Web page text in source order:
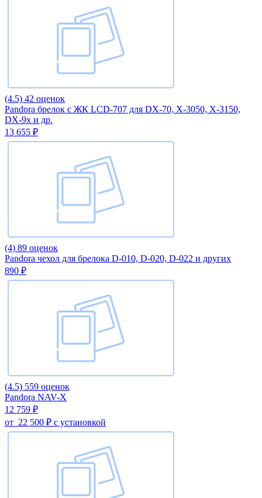
(4.5) 42 оценок
Pandora брелок с ЖК LCD-707 для DX-70, X-3050, X-3150,
DX-9x и др.
13 655 ₽
(4) 89 оценок
Pandora чехол для брелока D-010, D-020, D-022 и других
890 ₽
(4.5) 559 оценок
Pandora NAV-X
12 759 ₽
от 22 500 ₽ с установкой